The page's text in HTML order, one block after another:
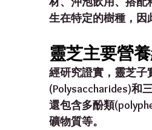
生在特定的樹種，因
靈芝主要營
經研究證實，靈芝子
(Polysaccharides)和
還包含多酚類
礦物質等。